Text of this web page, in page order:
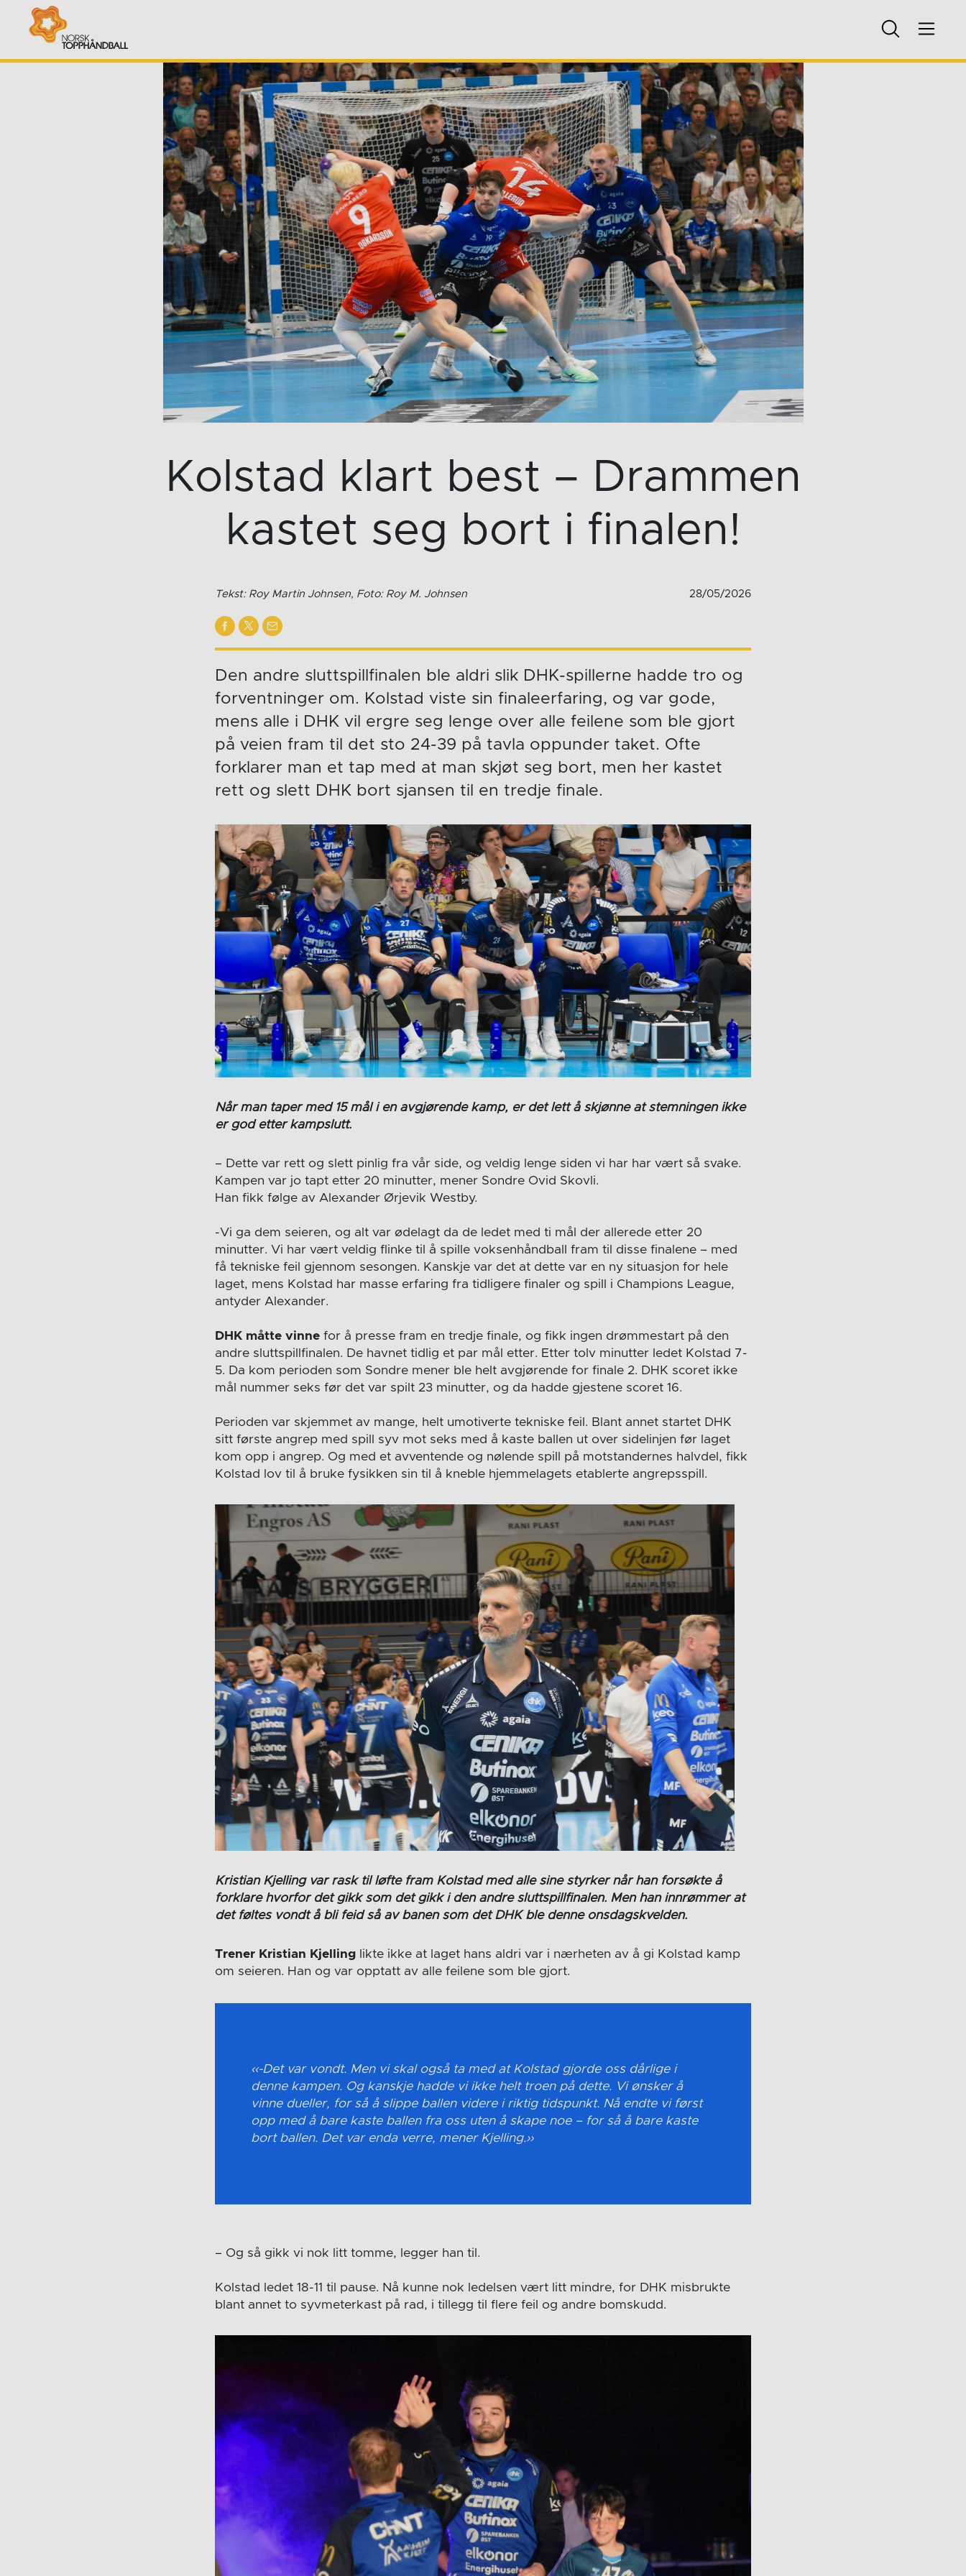
Kolstad klart best – Drammen
kastet seg bort i finalen!
Tekst: Roy Martin Johnsen, Foto: Roy M. Johnsen 28/05/2026
Den andre sluttspillfinalen ble aldri slik DHK-spillerne hadde tro og
forventninger om. Kolstad viste sin finaleerfaring, og var gode,
mens alle i DHK vil ergre seg lenge over alle feilene som ble gjort
på veien fram til det sto 24-39 på tavla oppunder taket. Ofte
forklarer man et tap med at man skjøt seg bort, men her kastet
rett og slett DHK bort sjansen til en tredje finale.
Når man taper med 15 mål i en avgjørende kamp, er det lett å skjønne at stemningen ikke
er god etter kampslutt.
– Dette var rett og slett pinlig fra vår side, og veldig lenge siden vi har har vært så svake.
Kampen var jo tapt etter 20 minutter, mener Sondre Ovid Skovli.
Han fikk følge av Alexander Ørjevik Westby.
-Vi ga dem seieren, og alt var ødelagt da de ledet med ti mål der allerede etter 20
minutter. Vi har vært veldig flinke til å spille voksenhåndball fram til disse finalene – med
få tekniske feil gjennom sesongen. Kanskje var det at dette var en ny situasjon for hele
laget, mens Kolstad har masse erfaring fra tidligere finaler og spill i Champions League,
antyder Alexander.
DHK måtte vinne for å presse fram en tredje finale, og fikk ingen drømmestart på den
andre sluttspillfinalen. De havnet tidlig et par mål etter. Etter tolv minutter ledet Kolstad 7-
5. Da kom perioden som Sondre mener ble helt avgjørende for finale 2. DHK scoret ikke
mål nummer seks før det var spilt 23 minutter, og da hadde gjestene scoret 16.
Perioden var skjemmet av mange, helt umotiverte tekniske feil. Blant annet startet DHK
sitt første angrep med spill syv mot seks med å kaste ballen ut over sidelinjen før laget
kom opp i angrep. Og med et avventende og nølende spill på motstandernes halvdel, fikk
Kolstad lov til å bruke fysikken sin til å kneble hjemmelagets etablerte angrepsspill.
Kristian Kjelling var rask til løfte fram Kolstad med alle sine styrker når han forsøkte å
forklare hvorfor det gikk som det gikk i den andre sluttspillfinalen. Men han innrømmer at
det føltes vondt å bli feid så av banen som det DHK ble denne onsdagskvelden.
Trener Kristian Kjelling likte ikke at laget hans aldri var i nærheten av å gi Kolstad kamp
om seieren. Han og var opptatt av alle feilene som ble gjort.
-Det var vondt. Men vi skal også ta med at Kolstad gjorde oss dårlige i
denne kampen. Og kanskje hadde vi ikke helt troen på dette. Vi ønsker å
vinne dueller, for så å slippe ballen videre i riktig tidspunkt. Nå endte vi først
opp med å bare kaste ballen fra oss uten å skape noe – for så å bare kaste
bort ballen. Det var enda verre, mener Kjelling.
– Og så gikk vi nok litt tomme, legger han til.
Kolstad ledet 18-11 til pause. Nå kunne nok ledelsen vært litt mindre, for DHK misbrukte
blant annet to syvmeterkast på rad, i tillegg til flere feil og andre bomskudd.